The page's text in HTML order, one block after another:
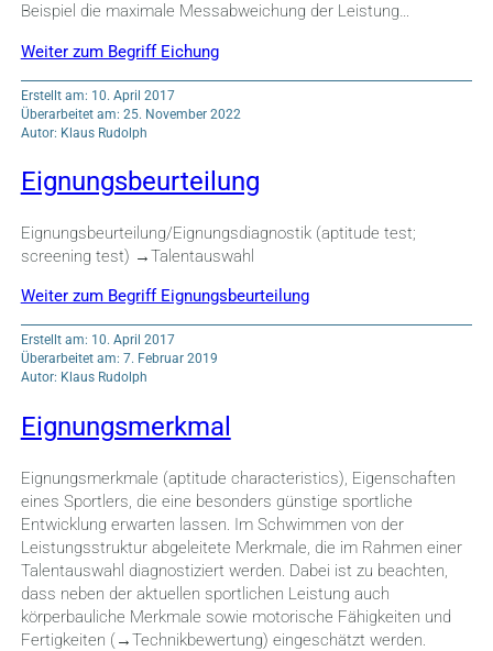
Beispiel die maximale Messabweichung der Leistung…
Weiter zum Begriff Eichung
Erstellt am: 10. April 2017
Überarbeitet am: 25. November 2022
Autor: Klaus Rudolph
Eignungsbeurteilung
Eignungsbeurteilung/Eignungsdiagnostik (aptitude test;
screening test) →Talentauswahl
Weiter zum Begriff Eignungsbeurteilung
Erstellt am: 10. April 2017
Überarbeitet am: 7. Februar 2019
Autor: Klaus Rudolph
Eignungsmerkmal
Eignungsmerkmale (aptitude characteristics), Eigenschaften
eines Sportlers, die eine besonders günstige sportliche
Entwicklung erwarten lassen. Im Schwimmen von der
Leistungsstruktur abgeleitete Merkmale, die im Rahmen einer
Talentauswahl diagnostiziert werden. Dabei ist zu beachten,
dass neben der aktuellen sportlichen Leistung auch
körperbauliche Merkmale sowie motorische Fähigkeiten und
Fertigkeiten (→Technikbewertung) eingeschätzt werden.